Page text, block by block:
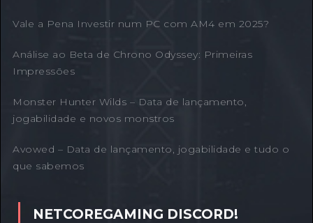
Vale a Pena Investir num PC com AM4 em 2025?
Análise ao Beta de Chrono Odyssey: Primeiras
Impressões
Monster Hunter Wilds – Data de lançamento,
jogabilidade e novos monstros
Avowed – Data de lançamento, jogabilidade e tudo o
que sabemos
NETCOREGAMING DISCORD!